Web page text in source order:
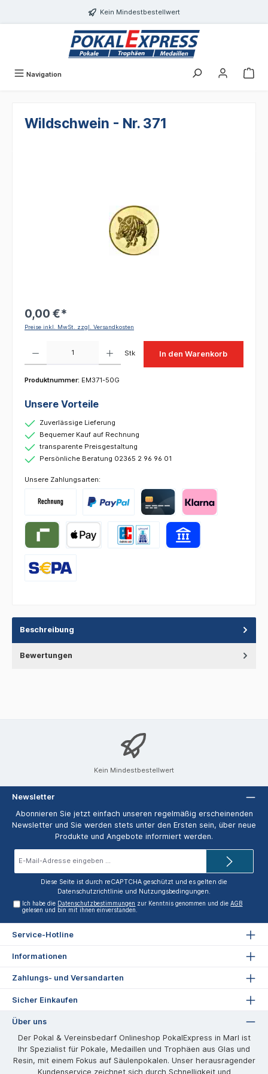
Kein Mindestbestellwert
Navigation
Wildschwein - Nr. 371
0,00 €*
Preise inkl. MwSt. zzgl. Versandkosten
Stk In den Warenkorb
Produktnummer: EM371-50G
Unsere Vorteile
Zuverlässige Lieferung
Bequemer Kauf auf Rechnung
transparente Preisgestaltung
Persönliche Beratung 02365 2 96 96 01
Unsere Zahlungsarten:
Beschreibung
Bewertungen
Kein Mindestbestellwert
Newsletter
Abonnieren Sie jetzt einfach unseren regelmäßig erscheinenden
Newsletter und Sie werden stets unter den Ersten sein, über neue
Produkte und Angebote informiert werden.
Diese Seite ist durch reCAPTCHA geschützt und es gelten die
Datenschutzrichtlinie und Nutzungsbedingungen.
Ich habe die Datenschutzbestimmungen zur Kenntnis genommen und dieAGB
gelesen und bin mit ihnen einverstanden.
Service-Hotline
Informationen
Zahlungs- und Versandarten
Sicher Einkaufen
Über uns
Der Pokal & Vereinsbedarf Onlineshop PokalExpress in Marl ist
Ihr Spezialist für Pokale, Medaillen und Trophäen aus Glas und
Resin, mit einem Fokus auf Säulenpokalen. Unser herausragender
Kundenservice zeichnet sich durch Schnelligkeit und